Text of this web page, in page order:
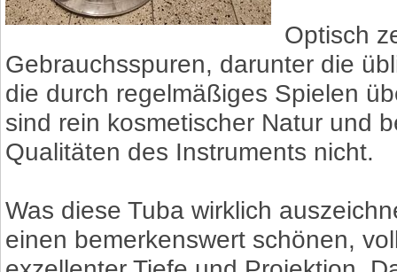
Optisch
Gebrauchsspuren, darunter die
die durch regelmäßiges Spielen
sind rein kosmetischer Natur und
Qualitäten des Instruments nicht.
Was diese Tuba wirklich
einen bemerkenswert schönen,